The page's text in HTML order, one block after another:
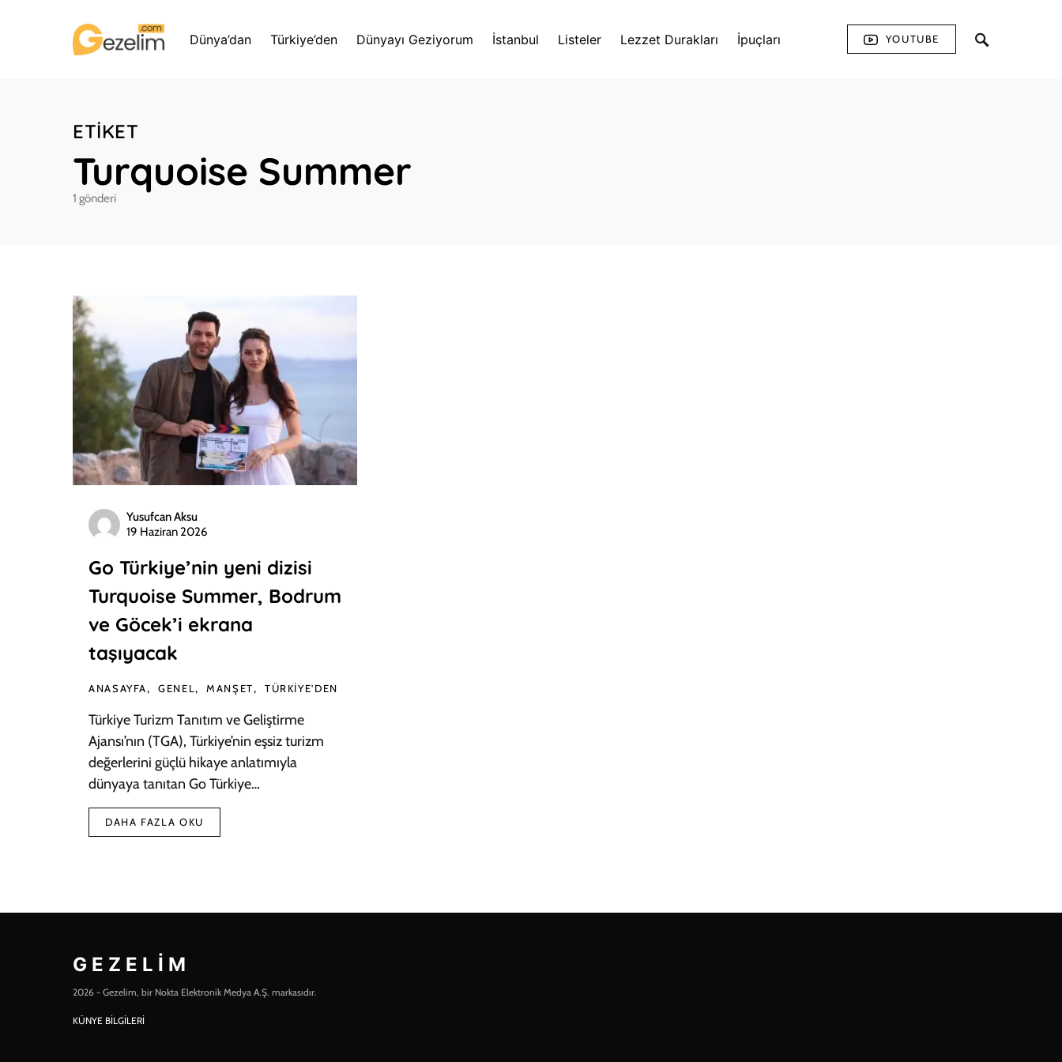
Dünya’dan Türkiye’den Dünyayı Geziyorum İstanbul Listeler Lezzet Durakları İpuçları YOUTUBE
ETIKET
Turquoise Summer
1 gönderi
Yusufcan Aksu
19 Haziran 2026
Go Türkiye’nin yeni dizisi
Turquoise Summer, Bodrum
ve Göcek’i ekrana
taşıyacak
ANASAYFA GENEL MANŞET TÜRKIYE'DEN
Türkiye Turizm Tanıtım ve Geliştirme
Ajansı’nın (TGA), Türkiye’nin eşsiz turizm
değerlerini güçlü hikaye anlatımıyla
dünyaya tanıtan Go Türkiye…
DAHA FAZLA OKU
GEZELIM
2026 - Gezelim, bir Nokta Elektronik Medya A.Ş. markasıdır.
KÜNYE BİLGİLERİ